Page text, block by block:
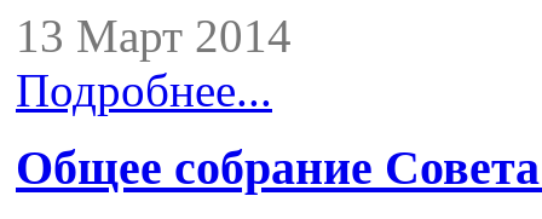
13 Март 2014
Подробнее...
Общее собрание